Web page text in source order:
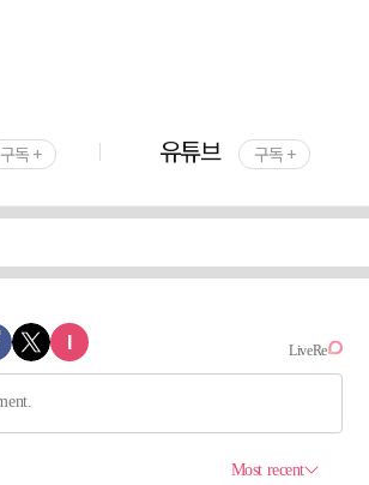
구독 + 유튜브 구독 +